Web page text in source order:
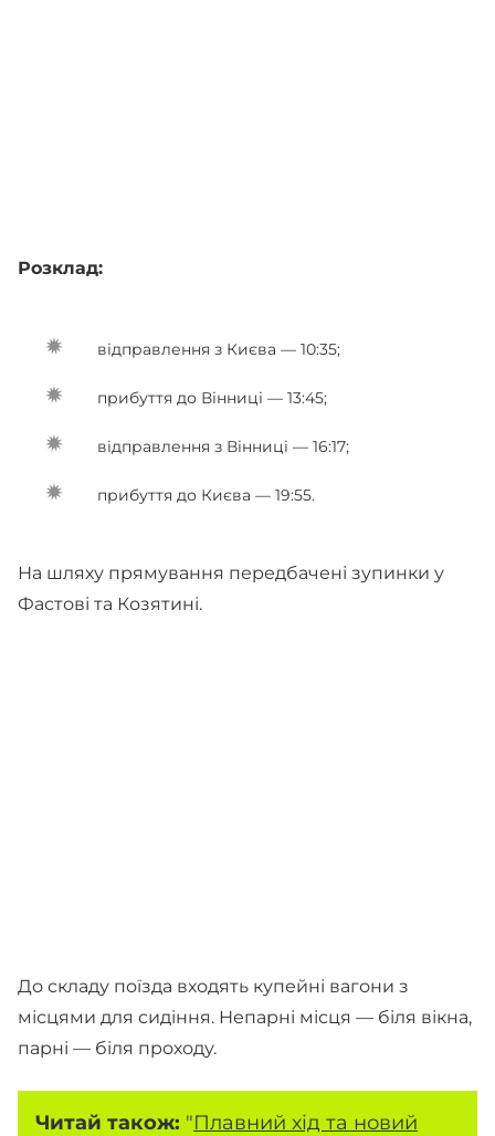
Розклад:
відправлення з Києва — 10:35;
прибуття до Вінниці — 13:45;
відправлення з Вінниці — 16:17;
прибуття до Києва — 19:55.
На шляху прямування передбачені зупинки у
Фастові та Козятині.
До складу поїзда входять купейні вагони з
місцями для сидіння. Непарні місця — біля вікна,
парні — біля проходу.
Читай також: "Плавний хід та новий